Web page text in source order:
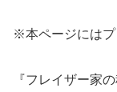
※本ページには
『フレイザー家